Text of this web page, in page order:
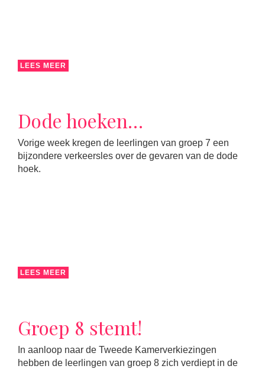
LEES MEER
Dode hoeken…
Vorige week kregen de leerlingen van groep 7 een
bijzondere verkeersles over de gevaren van de dode
hoek.
LEES MEER
Groep 8 stemt!
In aanloop naar de Tweede Kamerverkiezingen
hebben de leerlingen van groep 8 zich verdiept in de